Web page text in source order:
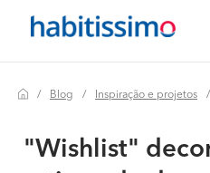
Blog Inspiração e projetos
"Wishlist"